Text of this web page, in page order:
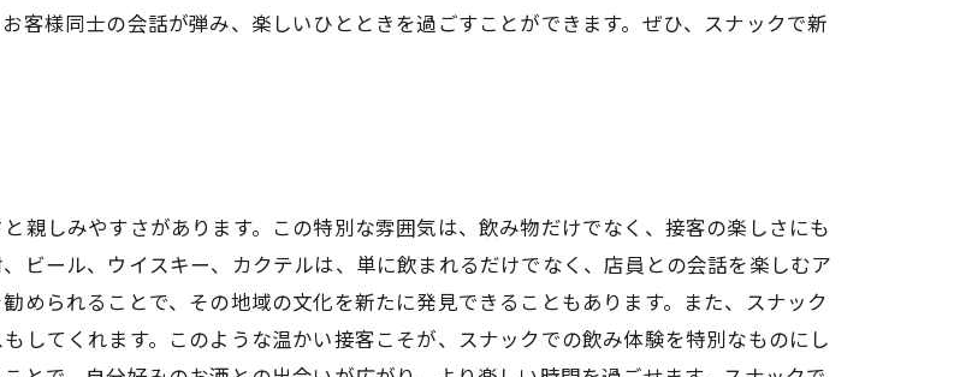
客様同士の会話が弾み、楽しいひとときを過ごすことができます。ぜひ、スナックで新
親しみやすさがあります。この特別な雰囲気は、飲み物だけでなく、接客の楽しさにも
ビール、ウイスキー、カクテルは、単に飲まれるだけでなく、店員との会話を楽しむア
められることで、その地域の文化を新たに発見できることもあります。また、スナック
してくれます。このような温かい接客こそが、スナックでの飲み体験を特別なものにし